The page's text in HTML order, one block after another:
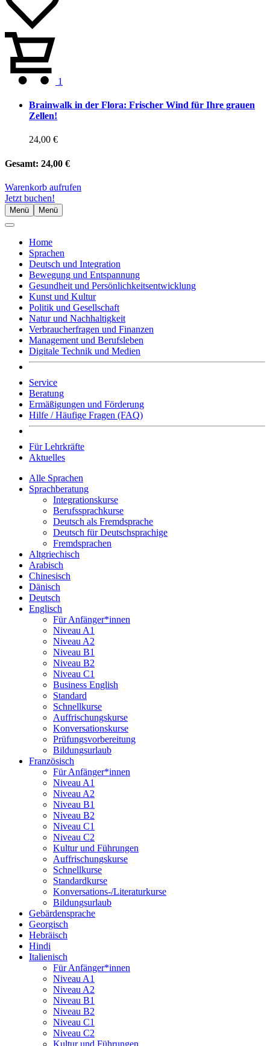
1
Brainwalk in der Flora: Frischer Wind für Ihre grauen
Zellen!
24,00 €
Gesamt: 24,00 €
Warenkorb aufrufen
Jetzt buchen!
Menü Menü
Home
Sprachen
Deutsch und Integration
Bewegung und Entspannung
Gesundheit und Persönlichkeitsentwicklung
Kunst und Kultur
Politik und Gesellschaft
Natur und Nachhaltigkeit
Verbraucherfragen und Finanzen
Management und Berufsleben
Digitale Technik und Medien
Service
Beratung
Ermäßigungen und Förderung
Hilfe / Häufige Fragen (FAQ)
Für Lehrkräfte
Aktuelles
Alle Sprachen
Sprachberatung
Integrationskurse
Berufssprachkurse
Deutsch als Fremdsprache
Deutsch für Deutschsprachige
Fremdsprachen
Altgriechisch
Arabisch
Chinesisch
Dänisch
Deutsch
Englisch
Für Anfänger*innen
Niveau A1
Niveau A2
Niveau B1
Niveau B2
Niveau C1
Business English
Standard
Schnellkurse
Auffrischungskurse
Konversationskurse
Prüfungsvorbereitung
Bildungsurlaub
Französisch
Für Anfänger*innen
Niveau A1
Niveau A2
Niveau B1
Niveau B2
Niveau C1
Niveau C2
Kultur und Führungen
Auffrischungskurse
Schnellkurse
Standardkurse
Konversations-/Literaturkurse
Bildungsurlaub
Gebärdensprache
Georgisch
Hebräisch
Hindi
Italienisch
Für Anfänger*innen
Niveau A1
Niveau A2
Niveau B1
Niveau B2
Niveau C1
Niveau C2
Kultur und Führungen